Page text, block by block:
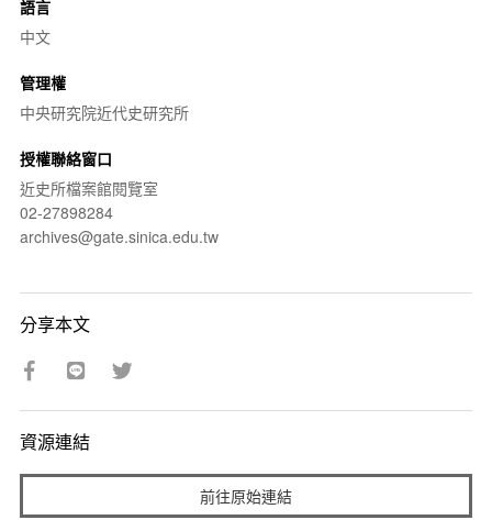
語言
中文
管理權
中央研究院近代史研究所
授權聯絡窗口
近史所檔案館閱覽室
02-27898284
archives@gate.sinica.edu.tw
分享本文
資源連結
前往原始連結